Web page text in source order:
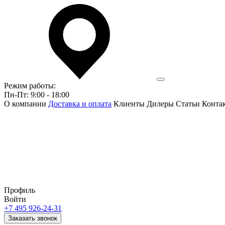
Режим работы:
Пн-Пт: 9:00 - 18:00
О компании Доставка и оплата Клиенты Дилеры Статьи
Профиль
Войти
+7 495 926-24-31
Заказать звонок